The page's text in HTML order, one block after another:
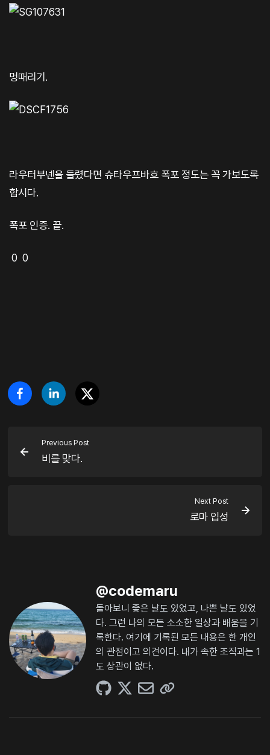
멍때리기.
라우터부넨을 들렸다면 슈타우프바흐 폭포 정도는 꼭 가보도록
합시다.
폭포 인증. 끝.
0 0
Previous Post
비를 맞다.
Next Post
로마 입성
@codemaru
돌아보니 좋은 날도 있었고, 나쁜 날도 있었
다. 그런 나의 모든 소소한 일상과 배움을 기
록한다. 여기에 기록된 모든 내용은 한 개인
의 관점이고 의견이다. 내가 속한 조직과는 1
도 상관이 없다.